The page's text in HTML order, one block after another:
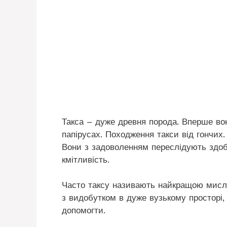
Такса – дуже древня порода. Вперше
папірусах. Походження такси від
Вони з задоволенням переслідують
кмітливість.
Часто таксу називають найкращою
з видобутком в дуже вузькому
допомогти.